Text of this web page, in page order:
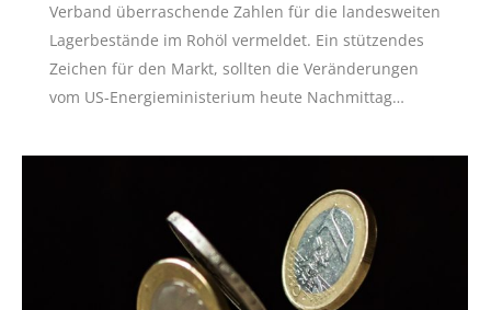
Verband überraschende Zahlen für die landesweiten
Lagerbestände im Rohöl vermeldet. Ein stützendes
Zeichen für den Markt, sollten die Veränderungen
vom US-Energieministerium heute Nachmittag…